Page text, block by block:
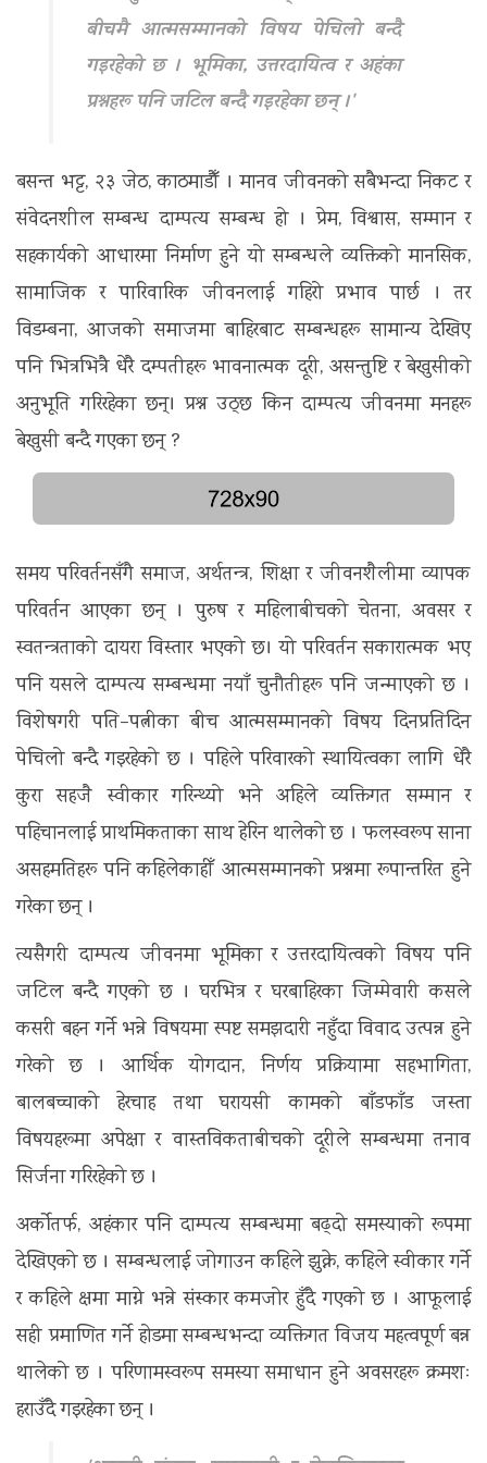
बीचमै आत्मसम्मानको विषय पेचिलो बन्दै
गइरहेको छ । भूमिका, उत्तरदायित्व र अहंका
प्रश्नहरू पनि जटिल बन्दै गइरहेका छन् ।'
बसन्त भट्ट, २३ जेठ, काठमाडौँ । मानव जीवनको सबैभन्दा निकट र
संवेदनशील सम्बन्ध दाम्पत्य सम्बन्ध हो । प्रेम, विश्वास, सम्मान र
सहकार्यको आधारमा निर्माण हुने यो सम्बन्धले व्यक्तिको मानसिक,
सामाजिक र पारिवारिक जीवनलाई गहिरो प्रभाव पार्छ । तर
विडम्बना, आजको समाजमा बाहिरबाट सम्बन्धहरू सामान्य देखिए
पनि भित्रभित्रै धेरै दम्पतीहरू भावनात्मक दूरी, असन्तुष्टि र बेखुसीको
अनुभूति गरिरहेका छन्। प्रश्न उठ्छ किन दाम्पत्य जीवनमा मनहरू
बेखुसी बन्दै गएका छन् ?
समय परिवर्तनसँगै समाज, अर्थतन्त्र, शिक्षा र जीवनशैलीमा व्यापक
परिवर्तन आएका छन् । पुरुष र महिलाबीचको चेतना, अवसर र
स्वतन्त्रताको दायरा विस्तार भएको छ। यो परिवर्तन सकारात्मक भए
पनि यसले दाम्पत्य सम्बन्धमा नयाँ चुनौतीहरू पनि जन्माएको छ ।
विशेषगरी पति–पत्नीका बीच आत्मसम्मानको विषय दिनप्रतिदिन
पेचिलो बन्दै गइरहेको छ । पहिले परिवारको स्थायित्वका लागि धेरै
कुरा सहजै स्वीकार गरिन्थ्यो भने अहिले व्यक्तिगत सम्मान र
पहिचानलाई प्राथमिकताका साथ हेरिन थालेको छ । फलस्वरूप साना
असहमतिहरू पनि कहिलेकाहीँ आत्मसम्मानको प्रश्नमा रूपान्तरित हुने
गरेका छन् ।
त्यसैगरी दाम्पत्य जीवनमा भूमिका र उत्तरदायित्वको विषय पनि
जटिल बन्दै गएको छ । घरभित्र र घरबाहिरका जिम्मेवारी कसले
कसरी बहन गर्ने भन्ने विषयमा स्पष्ट समझदारी नहुँदा विवाद उत्पन्न हुने
गरेको छ । आर्थिक योगदान, निर्णय प्रक्रियामा सहभागिता,
बालबच्चाको हेरचाह तथा घरायसी कामको बाँडफाँड जस्ता
विषयहरूमा अपेक्षा र वास्तविकताबीचको दूरीले सम्बन्धमा तनाव
सिर्जना गरिरहेको छ ।
अर्कोतर्फ, अहंकार पनि दाम्पत्य सम्बन्धमा बढ्दो समस्याको रूपमा
देखिएको छ । सम्बन्धलाई जोगाउन कहिले झुक्ने, कहिले स्वीकार गर्ने
र कहिले क्षमा माग्ने भन्ने संस्कार कमजोर हुँदै गएको छ । आफूलाई
सही प्रमाणित गर्ने होडमा सम्बन्धभन्दा व्यक्तिगत विजय महत्वपूर्ण बन्न
थालेको छ । परिणामस्वरूप समस्या समाधान हुने अवसरहरू क्रमशः
हराउँदै गइरहेका छन् ।